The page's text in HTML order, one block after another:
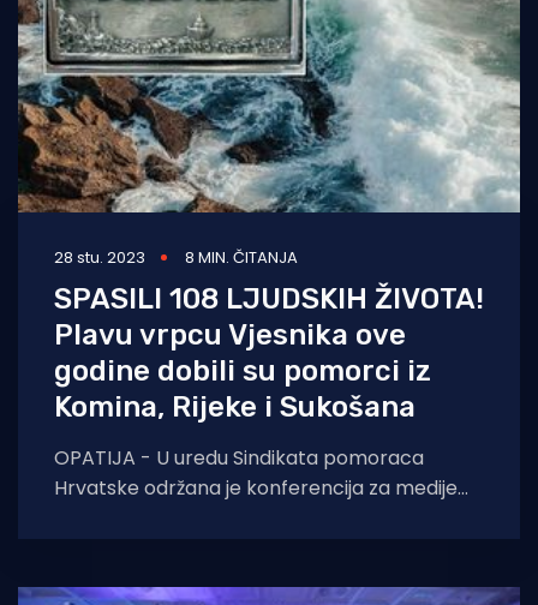
28 stu. 2023 8 MIN. ČITANJA
SPASILI 108 LJUDSKIH ŽIVOTA!
Plavu vrpcu Vjesnika ove
godine dobili su pomorci iz
Komina, Rijeke i Sukošana
OPATIJA - U uredu Sindikata pomoraca
Hrvatske održana je konferencija za medije
Vjesnika 2023. Na